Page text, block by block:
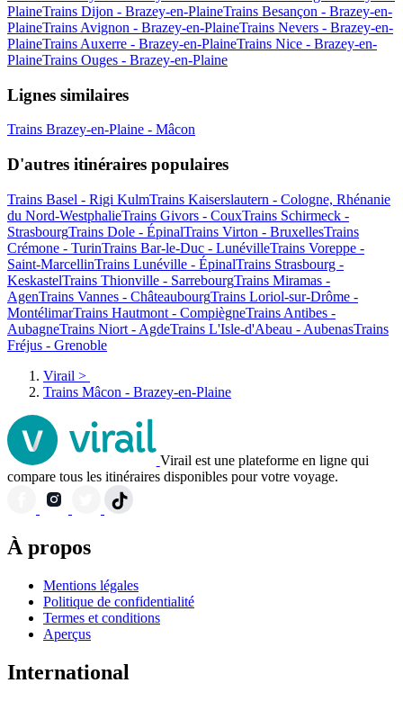
PlaineTrains Dijon - Brazey-en-PlaineTrains Besançon - Brazey-en-
PlaineTrains Avignon - Brazey-en-PlaineTrains Nevers - Brazey-en-
PlaineTrains Auxerre - Brazey-en-PlaineTrains Nice - Brazey-en-
PlaineTrains Ouges - Brazey-en-Plaine
Lignes similaires
Trains Brazey-en-Plaine - Mâcon
D'autres itinéraires populaires
Trains Basel - Rigi KulmTrains Kaiserslautern - Cologne, Rhénanie
du Nord-WestphalieTrains Givors - CouxTrains Schirmeck -
StrasbourgTrains Dole - ÉpinalTrains Virton - BruxellesTrains
Crémone - TurinTrains Bar-le-Duc - LunévilleTrains Voreppe -
Saint-MarcellinTrains Lunéville - ÉpinalTrains Strasbourg -
KeskastelTrains Thionville - SarrebourgTrains Miramas -
AgenTrains Vannes - ChâteaubourgTrains Loriol-sur-Drôme -
MontélimarTrains Hautmont - CompiègneTrains Antibes -
AubagneTrains Niort - AgdeTrains L'Isle-d'Abeau - AubenasTrains
Fréjus - Grenoble
Virail >
Trains Mâcon - Brazey-en-Plaine
Virail est une plateforme en ligne qui
compare tous les itinéraires disponibles pour votre voyage.
À propos
Mentions légales
Politique de confidentialité
Termes et conditions
Aperçus
International